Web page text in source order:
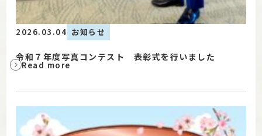
2026.03.04 お知らせ
令和７年度写真コンテスト 表彰式を行いました
Read more